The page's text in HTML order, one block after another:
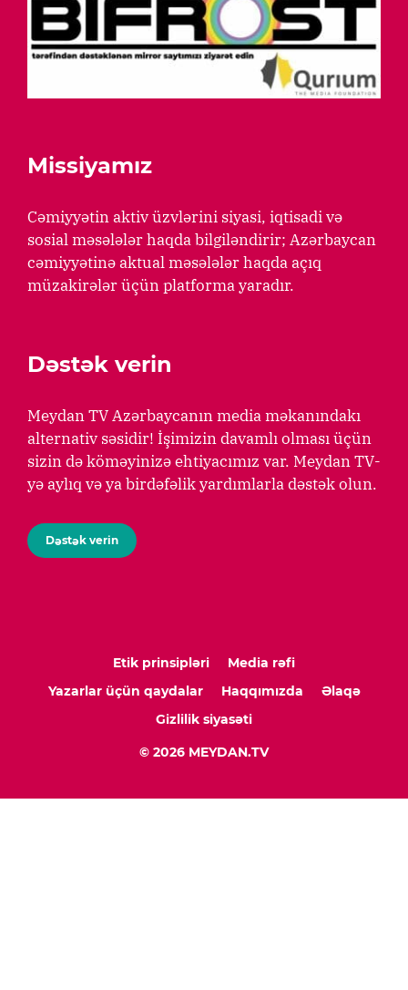
Missiyamız
Cəmiyyətin aktiv üzvlərini siyasi, iqtisadi və
sosial məsələlər haqda bilgiləndirir; Azərbaycan
cəmiyyətinə aktual məsələlər haqda açıq
müzakirələr üçün platforma yaradır.
Dəstək verin
Meydan TV Azərbaycanın media məkanındakı
alternativ səsidir! İşimizin davamlı olması üçün
sizin də köməyinizə ehtiyacımız var. Meydan TV-
yə aylıq və ya birdəfəlik yardımlarla dəstək olun.
Dəstək verin
Etik prinsipləri
Media rəfi
Yazarlar üçün qaydalar
Haqqımızda
Əlaqə
Gizlilik siyasəti
© 2026 MEYDAN.TV